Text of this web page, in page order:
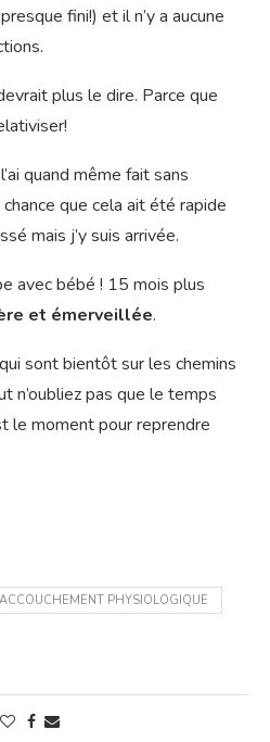
fini!) et il n’y a aucune
plus le dire. Parce que
quand même fait sans
que cela ait été rapide
mais j’y suis arrivée.
avec bébé ! 15 mois plus
et émerveillée.
sont bientôt sur les chemins
n’oubliez pas que le temps
le moment pour reprendre
ACCOUCHEMENT PHYSIOLOGIQUE